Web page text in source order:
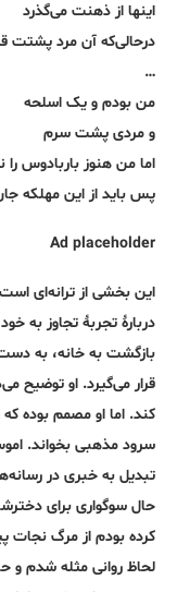
اینها از ذهنت می‌گذرد
در‌حالی‌که آن مرد پشتت
…
من بودم و یک اسلحه
و مردی پشت سرم
اما من هنوز باربادوس را
پس باید از این مهلکه
Ad placeholder
این بخشی از ترانه‌ای
بازگشت به خانه، به
قرار می‌گیرد. او توضیح
کند. اما او مصمم بوده
سرود مذهبی بخواند.
تبدیل به خبری در
حال سوگواری برای
کرده بودم از مرگ نجات
لحاظ روانی مثله‌ شدم و